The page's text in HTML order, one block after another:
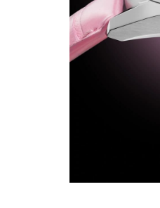
沈阳市沈河区中街路83号亨得
乌鲁木齐市天山区红山路26号
温州市鹿城区锦绣路1067号置